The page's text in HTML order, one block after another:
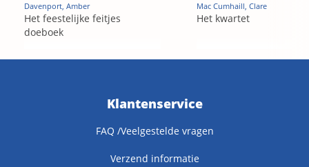
Davenport, Amber
Het feestelijke feitjes
doeboek
Mac Cumhaill, Clare
Het kwartet
Klantenservice
FAQ /Veelgestelde vragen
Verzend informatie